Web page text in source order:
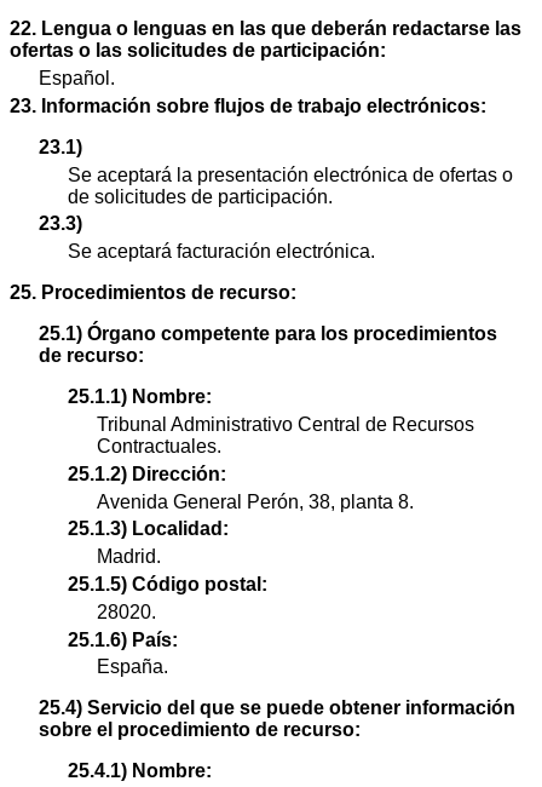
22. Lengua o lenguas en las que deberán redactarse las
ofertas o las solicitudes de participación:
Español.
23. Información sobre flujos de trabajo electrónicos:
23.1)
Se aceptará la presentación electrónica de ofertas o
de solicitudes de participación.
23.3)
Se aceptará facturación electrónica.
25. Procedimientos de recurso:
25.1) Órgano competente para los procedimientos
de recurso:
25.1.1) Nombre:
Tribunal Administrativo Central de Recursos
Contractuales.
25.1.2) Dirección:
Avenida General Perón, 38, planta 8.
25.1.3) Localidad:
Madrid.
25.1.5) Código postal:
28020.
25.1.6) País:
España.
25.4) Servicio del que se puede obtener información
sobre el procedimiento de recurso:
25.4.1) Nombre: